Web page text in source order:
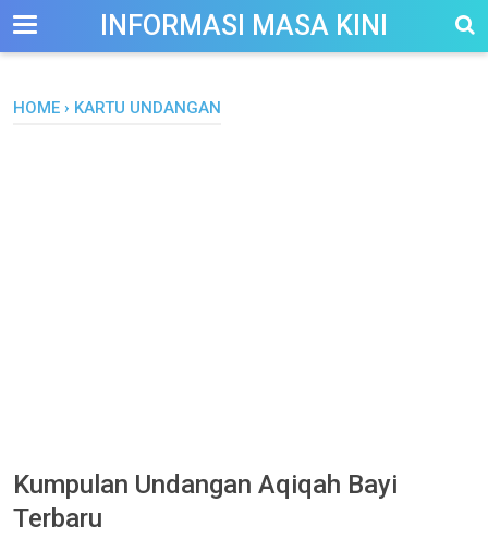
--> INFORMASI MASA KINI
HOME › KARTU UNDANGAN
Kumpulan Undangan Aqiqah Bayi
Terbaru